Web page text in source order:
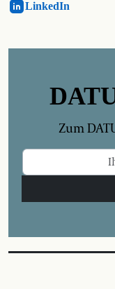
LinkedIn
Zum